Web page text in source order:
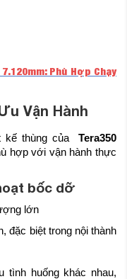
Phù Hợp Chạy
Vận Hành
kế thùng của
Tera350
hợp với vận hành thực
bốc dỡ
lớn
đặc biệt trong nội thành
tình huống khác nhau,